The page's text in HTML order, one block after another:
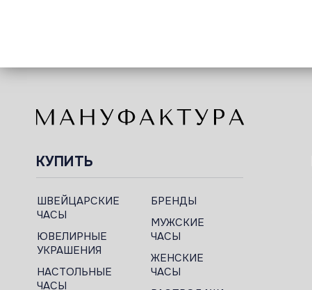
КУПИТЬ
ШВЕЙЦАРСКИЕ
ЧАСЫ
ЮВЕЛИРНЫЕ
УКРАШЕНИЯ
НАСТОЛЬНЫЕ
ЧАСЫ
БРЕНДЫ
МУЖСКИЕ
ЧАСЫ
ЖЕНСКИЕ
ЧАСЫ